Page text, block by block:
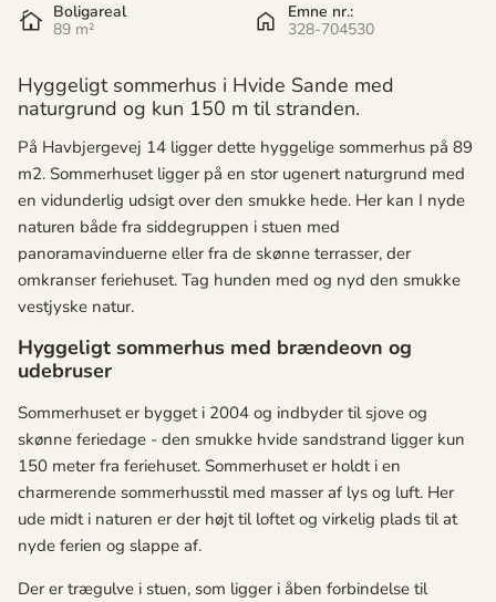
Boligareal
89 m²
Emne nr.:
328-704530
Hyggeligt sommerhus i Hvide Sande med
naturgrund og kun 150 m til stranden.
På Havbjergevej 14 ligger dette hyggelige sommerhus på 89
m2. Sommerhuset ligger på en stor ugenert naturgrund med
en vidunderlig udsigt over den smukke hede. Her kan I nyde
naturen både fra siddegruppen i stuen med
panoramavinduerne eller fra de skønne terrasser, der
omkranser feriehuset. Tag hunden med og nyd den smukke
vestjyske natur.
Hyggeligt sommerhus med brændeovn og
udebruser
Sommerhuset er bygget i 2004 og indbyder til sjove og
skønne feriedage - den smukke hvide sandstrand ligger kun
150 meter fra feriehuset. Sommerhuset er holdt i en
charmerende sommerhusstil med masser af lys og luft. Her
ude midt i naturen er der højt til loftet og virkelig plads til at
nyde ferien og slappe af.
Der er trægulve i stuen, som ligger i åben forbindelse til